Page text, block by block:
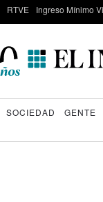
RTVE Ingreso Mínimo
SOCIEDAD GENTE